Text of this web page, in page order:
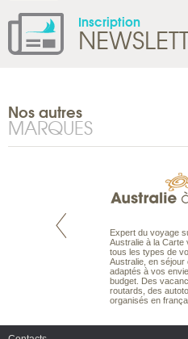
Inscription
Nos autres
MARQUES
est le spécialiste
Expert du voyage
Australie à la Carte
tous les types de
Australie, en séjour
adaptés à vos
budget. Des
routards, des
organisés en